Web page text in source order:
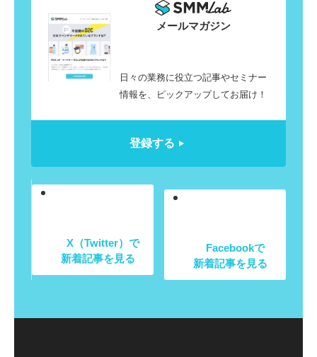
メールマガジン
日々の業務に役立つ記事やセミナー
情報を、ピックアップしてお届け！
登録する
X（Twitter）で
新着記事を見る
Facebookで
新着記事を見る